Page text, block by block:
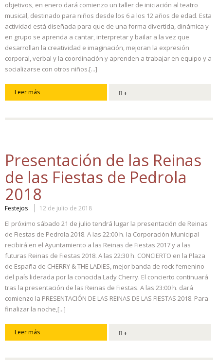
objetivos, en enero dará comienzo un taller de iniciación al teatro
musical, destinado para niños desde los 6 a los 12 años de edad. Esta
actividad está diseñada para que de una forma divertida, dinámica y
en grupo se aprenda a cantar, interpretar y bailar a la vez que
desarrollan la creatividad e imaginación, mejoran la expresión
corporal, verbal y la coordinación y aprenden a trabajar en equipo y a
socializarse con otros niños.[...]
Leer más +
Presentación de las Reinas
de las Fiestas de Pedrola
2018
Festejos 12 de julio de 2018
El próximo sábado 21 de julio tendrá lugar la presentación de Reinas
de Fiestas de Pedrola 2018. A las 22:00 h. la Corporación Municipal
recibirá en el Ayuntamiento a las Reinas de Fiestas 2017 y a las
futuras Reinas de Fiestas 2018. A las 22:30 h. CONCIERTO en la Plaza
de España de CHERRY & THE LADIES, mejor banda de rock femenino
del país liderada por la conocida Lady Cherry. El concierto continuará
tras la presentación de las Reinas de Fiestas. A las 23:00 h. dará
comienzo la PRESENTACIÓN DE LAS REINAS DE LAS FIESTAS 2018. Para
finalizar la noche,[...]
Leer más +